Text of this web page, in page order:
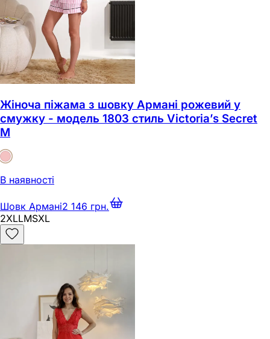
Жіноча піжама з шовку Армані рожевий у
смужку - модель 1803 стиль Victoria’s Secret
M
В наявності
Шовк Армані2 146 грн.
2XLLMSXL